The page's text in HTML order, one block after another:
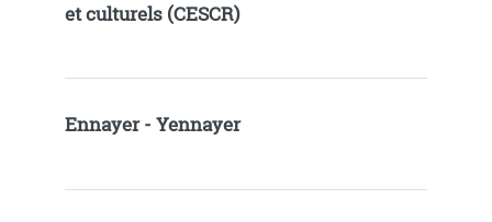
et culturels (CESCR)
Ennayer - Yennayer